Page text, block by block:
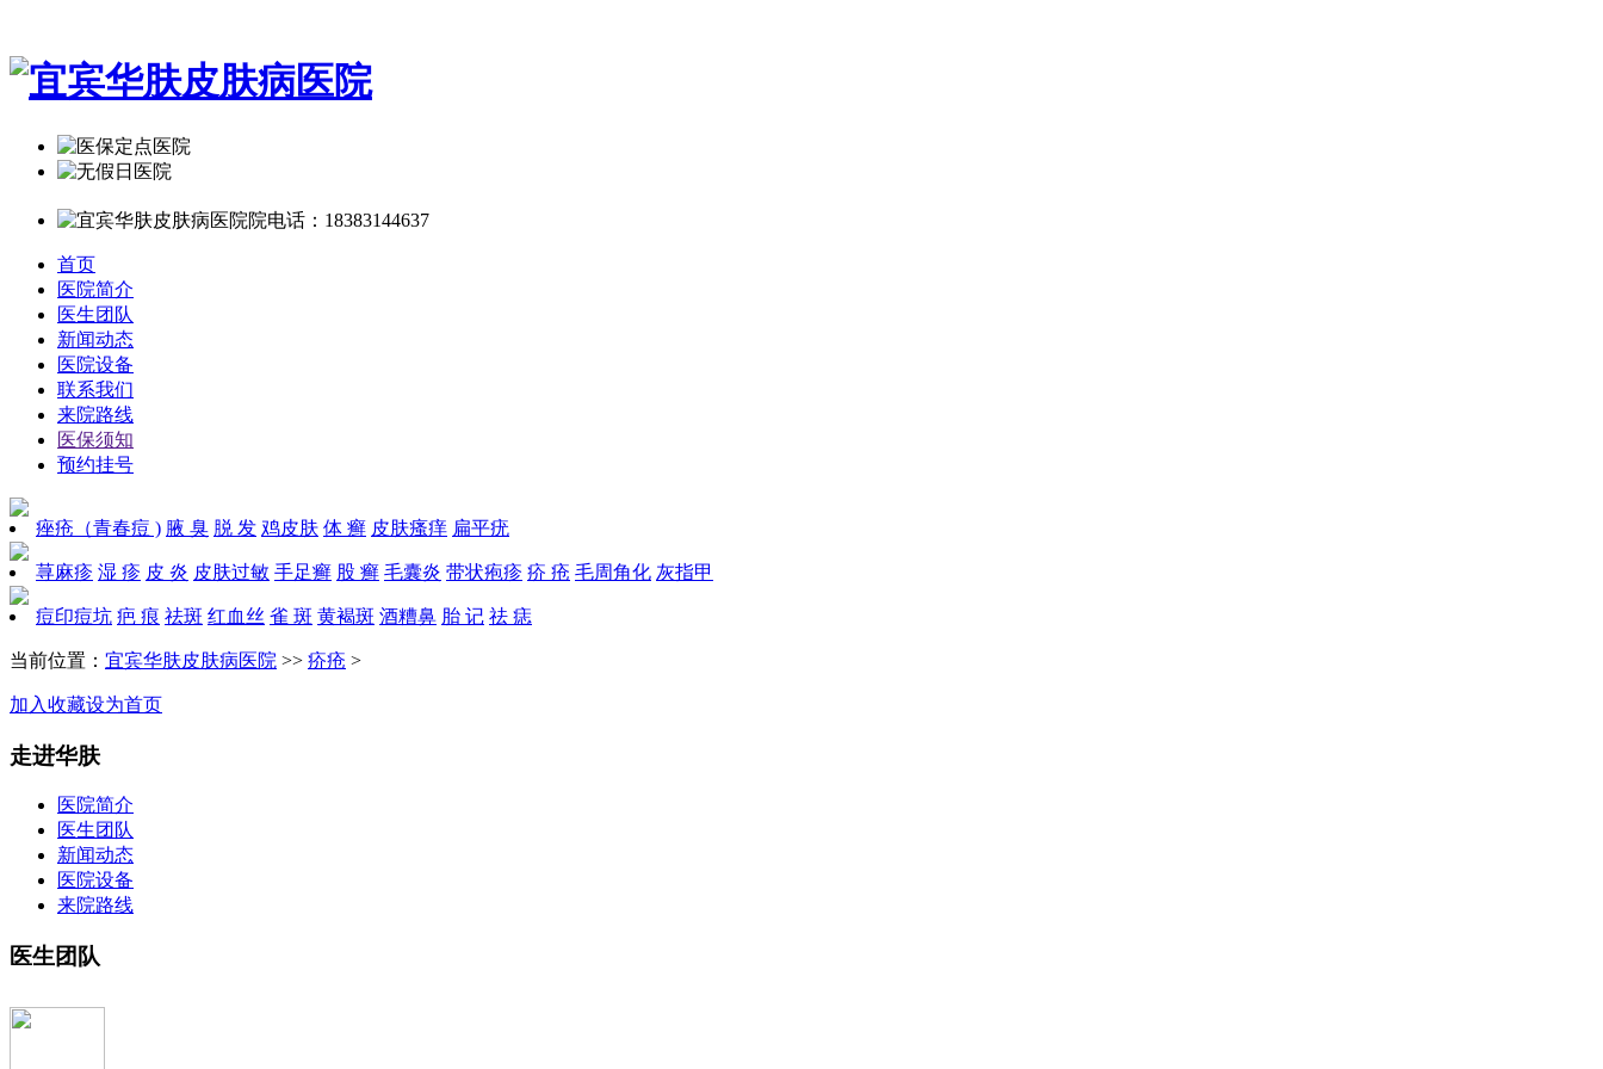
首页
医院简介
医生团队
新闻动态
医院设备
联系我们
来院路线
医保须知
预约挂号
痤疮（青春痘 ) 腋 臭 脱 发 鸡皮肤 体 癣 皮肤瘙痒 扁平疣
荨麻疹 湿 疹 皮 炎 皮肤过敏 手足癣 股 癣 毛囊炎 带状疱疹 疥 疮 毛周角化 灰指甲
痘印痘坑 疤 痕 祛斑 红血丝 雀 斑 黄褐斑 酒糟鼻 胎 记 祛 痣
当前位置： 宜宾华肤皮肤病医院 >> 疥疮 >
加入收藏设为首页
走进华肤
医院简介
医生团队
新闻动态
医院设备
来院路线
医生团队